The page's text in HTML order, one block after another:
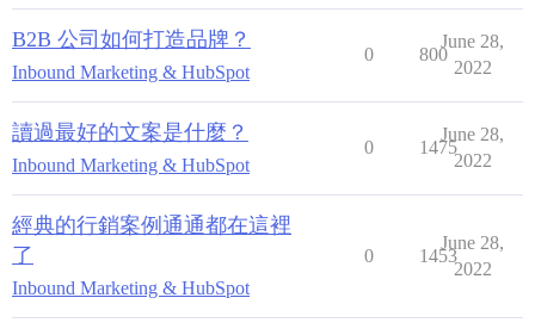
B2B 公司如何打造品牌？
Inbound Marketing & HubSpot
0 800
June 28,
2022
讀過最好的文案是什麼？
Inbound Marketing & HubSpot
0 1475
June 28,
2022
經典的行銷案例通通都在這裡
了
Inbound Marketing & HubSpot
0 1453
June 28,
2022